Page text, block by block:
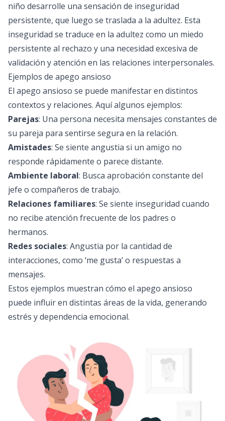
niño desarrolle una sensación de inseguridad
persistente, que luego se traslada a la adultez. Esta
inseguridad se traduce en la adultez como un miedo
persistente al rechazo y una necesidad excesiva de
validación y atención en las relaciones interpersonales.
Ejemplos de apego ansioso
El apego ansioso se puede manifestar en distintos
contextos y relaciones. Aquí algunos ejemplos:
Parejas: Una persona necesita mensajes constantes de
su pareja para sentirse segura en la relación.
Amistades: Se siente angustia si un amigo no
responde rápidamente o parece distante.
Ambiente laboral: Busca aprobación constante del
jefe o compañeros de trabajo.
Relaciones familiares: Se siente inseguridad cuando
no recibe atención frecuente de los padres o
hermanos.
Redes sociales: Angustia por la cantidad de
interacciones, como ‘me gusta’ o respuestas a
mensajes.
Estos ejemplos muestran cómo el apego ansioso
puede influir en distintas áreas de la vida, generando
estrés y dependencia emocional.